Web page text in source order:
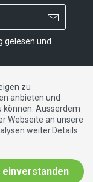
gelesen und
Kontakt
zu
anbieten und
Ausserdem
Webseite an unsere
weiter.Details
einverstanden